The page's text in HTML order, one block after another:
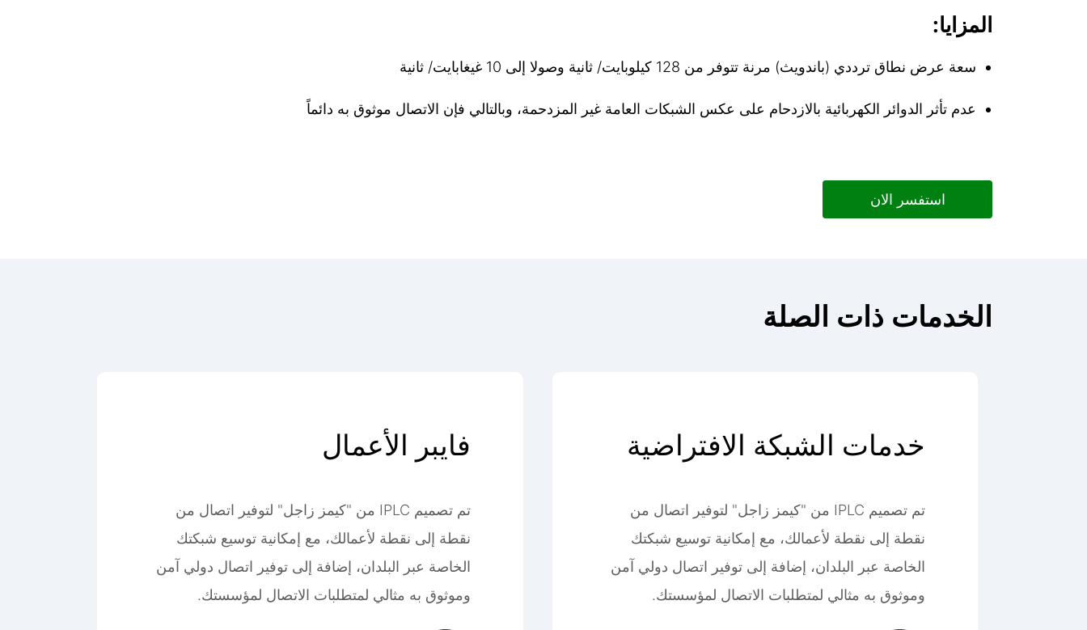
المزايا:
سعة عرض نطاق ترددي (باندويث) مرنة تتوفر من 128 كيلوبايت/ ثانية وصولا إلى 10 غيغابايت/ ثانية
عدم تأثر الدوائر الكهربائية بالازدحام على عكس الشبكات العامة غير المزدحمة، وبالتالي فإن الاتصال موثوق به دائماً
استفسر الان
الخدمات ذات الصلة
خدمات الشبكة الافتراضية
تم تصميم IPLC من "كيمز زاجل" لتوفير اتصال من
نقطة إلى نقطة لأعمالك، مع إمكانية توسيع شبكتك
الخاصة عبر البلدان، إضافة إلى توفير اتصال دولي آمن
وموثوق به مثالي لمتطلبات الاتصال لمؤسستك.
فايبر الأعمال
تم تصميم IPLC من "كيمز زاجل" لتوفير اتصال من
نقطة إلى نقطة لأعمالك، مع إمكانية توسيع شبكتك
الخاصة عبر البلدان، إضافة إلى توفير اتصال دولي آمن
وموثوق به مثالي لمتطلبات الاتصال لمؤسستك.